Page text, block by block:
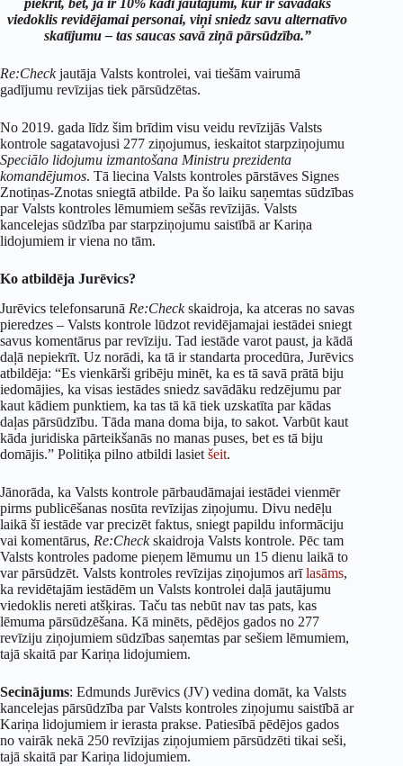
piekrīt, bet, ja ir 10% kādi jautājumi, kur ir savādāks
viedoklis revidējamai personai, viņi sniedz savu alternatīvo
skatījumu – tas saucas savā ziņā pārsūdzība.”
Re:Checkjautāja Valsts kontrolei, vai tiešām vairumā
gadījumu revīzijas tiek pārsūdzētas.
No 2019. gada līdz šim brīdim visu veidu revīzijās Valsts
kontrole sagatavojusi 277 ziņojumus, ieskaitot starpziņojumu
Speciālo lidojumu izmantošana Ministru prezidenta
komandējumos. Tā liecina Valsts kontroles pārstāves Signes
Znotiņas-Znotas sniegtā atbilde. Pa šo laiku saņemtas sūdzības
par Valsts kontroles lēmumiem sešās revīzijās. Valsts
kancelejas sūdzība par starpziņojumu saistībā ar Kariņa
lidojumiem ir viena no tām.
Ko atbildēja Jurēvics?
Jurēvics telefonsarunā Re:Checkskaidroja, ka atceras no savas
pieredzes – Valsts kontrole lūdzot revidējamajai iestādei sniegt
savus komentārus par revīziju. Tad iestāde varot paust, ja kādā
daļā nepiekrīt. Uz norādi, ka tā ir standarta procedūra, Jurēvics
atbildēja: “Es vienkārši gribēju minēt, ka es tā savā prātā biju
iedomājies, ka visas iestādes sniedz savādāku redzējumu par
kaut kādiem punktiem, ka tas tā kā tiek uzskatīta par kādas
daļas pārsūdzību. Tāda mana doma bija, to sakot. Varbūt kaut
kāda juridiska pārteikšanās no manas puses, bet es tā biju
domājis.” Politiķa pilno atbildi lasiet šeit.
Jānorāda, ka Valsts kontrole pārbaudāmajai iestādei vienmēr
pirms publicēšanas nosūta revīzijas ziņojumu. Divu nedēļu
laikā šī iestāde var precizēt faktus, sniegt papildu informāciju
vai komentārus, Re:Checkskaidroja Valsts kontrole. Pēc tam
Valsts kontroles padome pieņem lēmumu un 15 dienu laikā to
var pārsūdzēt. Valsts kontroles revīzijas ziņojumos arīlasāms,
ka revidētajām iestādēm un Valsts kontrolei daļā jautājumu
viedoklis nereti atšķiras. Taču tas nebūt nav tas pats, kas
lēmuma pārsūdzēšana. Kā minēts, pēdējos gados no 277
revīziju ziņojumiem sūdzības saņemtas par sešiem lēmumiem,
tajā skaitā par Kariņa lidojumiem.
Secinājums: Edmunds Jurēvics (JV) vedina domāt, ka Valsts
kancelejas pārsūdzība par Valsts kontroles ziņojumu saistībā ar
Kariņa lidojumiem ir ierasta prakse. Patiesībā pēdējos gados
no vairāk nekā 250 revīzijas ziņojumiem pārsūdzēti tikai seši,
tajā skaitā par Kariņa lidojumiem.